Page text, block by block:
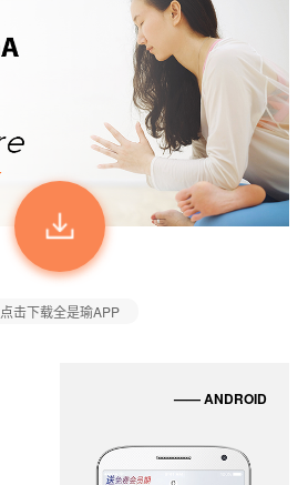
点击下载全是瑜APP
—— ANDROID